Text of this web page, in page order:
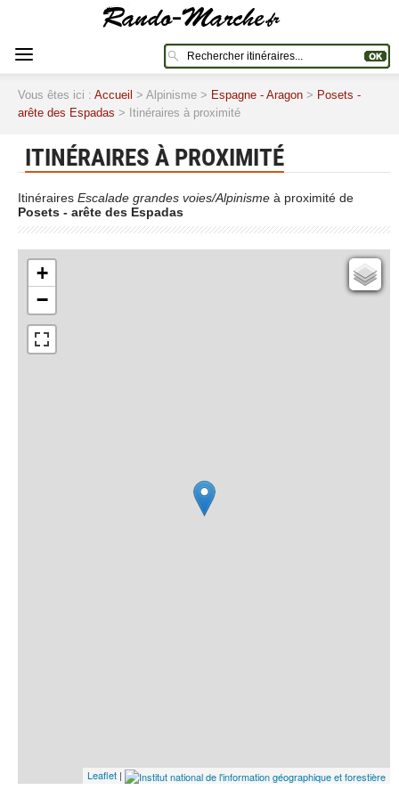
Vous êtes ici : Accueil > Alpinisme > Espagne - Aragon > Posets -
arête des Espadas > Itinéraires à proximité
ITINÉRAIRES À PROXIMITÉ
Itinéraires Escalade grandes voies/Alpinisme à proximité de
Posets - arête des Espadas
+
−
Leaflet |